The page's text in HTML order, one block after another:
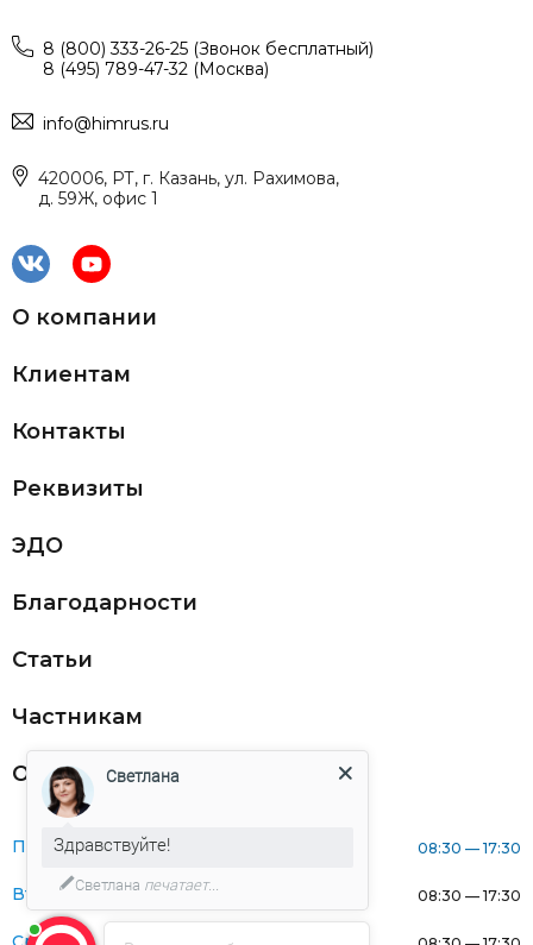
8 (800) 333-26-25 (Звонок бесплатный)
8 (495) 789-47-32 (Москва)
info@himrus.ru
420006, РТ, г. Казань, ул. Рахимова,
д. 59Ж, офис 1
О компании
Клиентам
Контакты
Реквизиты
ЭДО
Благодарности
Статьи
Частникам
Оферта
Понедельник: 08:30 — 17:30
Вторник: 08:30 — 17:30
Светлана
Здравствуйте!
Светлана печатает...